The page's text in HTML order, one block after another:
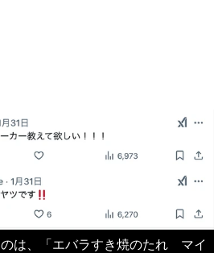
は、「エバラすき焼のたれ マイ